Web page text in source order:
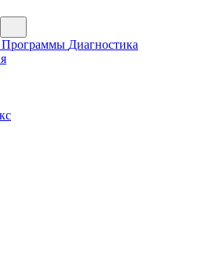
Программы Диагностика